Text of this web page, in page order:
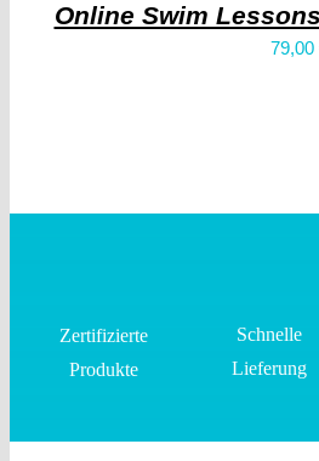
Online Swim
79,00
Zertifizierte
Produkte
Schnelle
Lieferung